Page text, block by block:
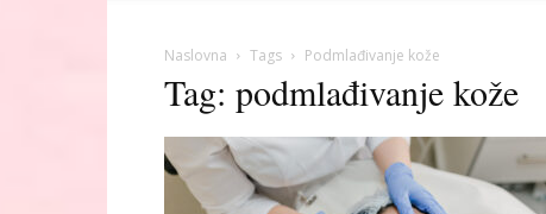
Naslovna Tags Podmlađivanje kože
Tag: podmlađivanje kože